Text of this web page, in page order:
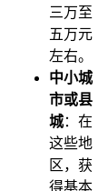
三万至
五万元
左右。
中小城
市或县
城：在
这些地
区，获
得基本